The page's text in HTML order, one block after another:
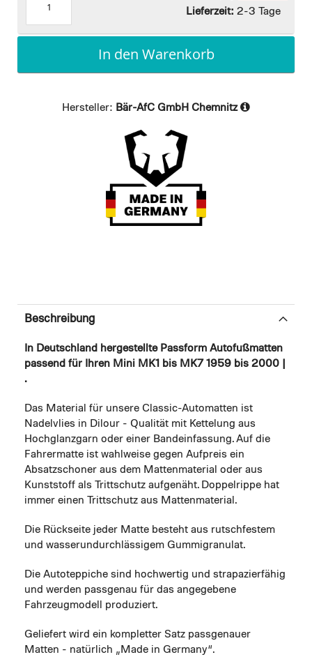
Lieferzeit: 2-3 Tage
In den Warenkorb
Hersteller: Bär-AfC GmbH Chemnitz
Beschreibung
In Deutschland hergestellte Passform Autofußmatten
passend für Ihren Mini MK1 bis MK7 1959 bis 2000 |
.
Das Material für unsere Classic-Automatten ist
Nadelvlies in Dilour - Qualität mit Kettelung aus
Hochglanzgarn oder einer Bandeinfassung. Auf die
Fahrermatte ist wahlweise gegen Aufpreis ein
Absatzschoner aus dem Mattenmaterial oder aus
Kunststoff als Trittschutz aufgenäht. Doppelrippe hat
immer einen Trittschutz aus Mattenmaterial.
Die Rückseite jeder Matte besteht aus rutschfestem
und wasserundurchlässigem Gummigranulat.
Die Autoteppiche sind hochwertig und strapazierfähig
und werden passgenau für das angegebene
Fahrzeugmodell produziert.
Geliefert wird ein kompletter Satz passgenauer
Matten - natürlich „Made in Germany“.